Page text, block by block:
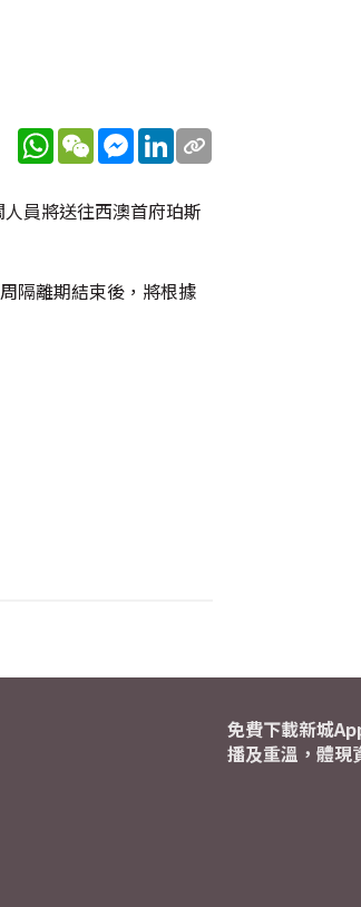
WhatsApp
WeChatMessenger
LinkedIn
員將送往西澳首府珀斯
隔離期結束後，將根據
免費下載新城
播及重溫，體現